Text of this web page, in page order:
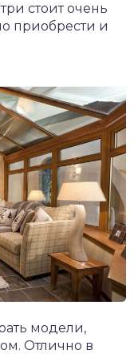
стоит очень
приобрести и
модели,
Отлично в